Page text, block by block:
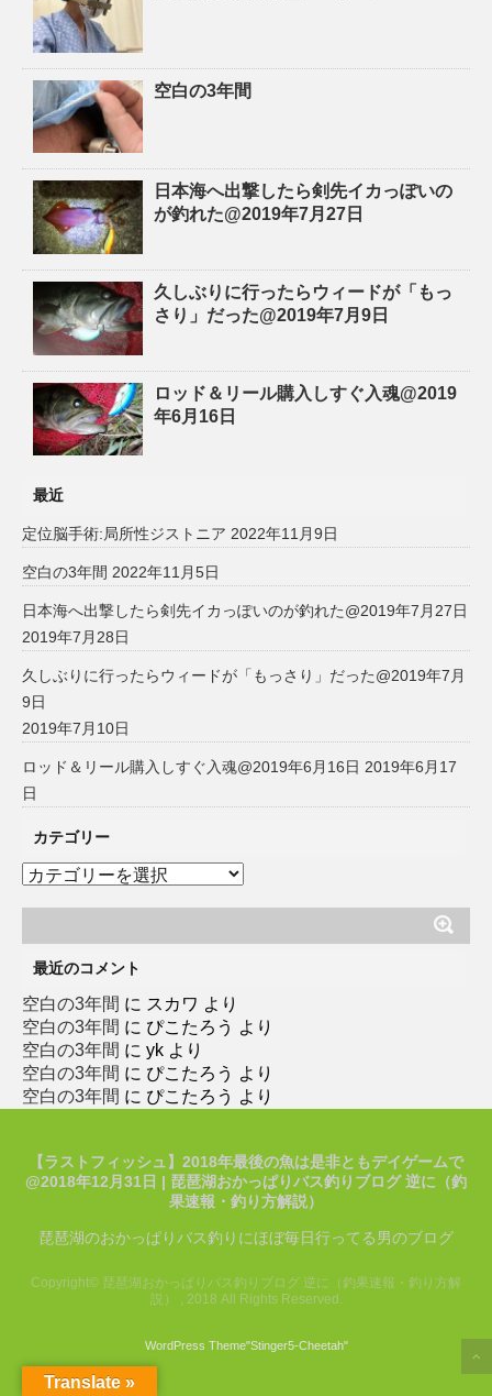
空白の3年間
日本海へ出撃したら剣先イカっぽいの
が釣れた@2019年7月27日
久しぶりに行ったらウィードが「もっ
さり」だった@2019年7月9日
ロッド＆リール購入しすぐ入魂@2019
年6月16日
最近
定位脳手術:局所性ジストニア 2022年11月9日
空白の3年間 2022年11月5日
日本海へ出撃したら剣先イカっぽいのが釣れた@2019年7月27日
2019年7月28日
久しぶりに行ったらウィードが「もっさり」だった@2019年7月
9日
2019年7月10日
ロッド＆リール購入しすぐ入魂@2019年6月16日 2019年6月17
日
カテゴリー
カ
リ
ー最近のコメント
空白の3年間 に スカワ より
空白の3年間 に ぴこたろう より
空白の3年間 に yk より
空白の3年間 に ぴこたろう より
空白の3年間 に ぴこたろう より
【ラストフィッシュ】2018年最後の魚は是非ともデイゲームで
@2018年12月31日 | 琵琶湖おかっぱりバス釣りブログ 逆に（釣
果速報・釣り方解説）
琵琶湖のおかっぱりバス釣りにほぼ毎日行ってる男のブログ
Copyright© 琵琶湖おかっぱりバス釣りブログ 逆に（釣果速報・釣り方解
説） , 2018 All Rights Reserved.
WordPress Theme"Stinger5-Cheetah"
Translate »